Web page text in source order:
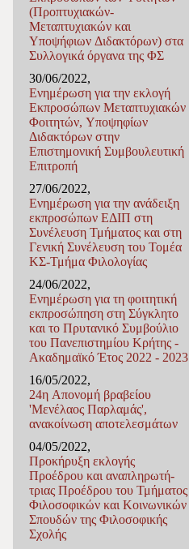
(Προπτυχιακών-
Μεταπτυχιακών και
Υποψήφιων Διδακτόρων) στα
Συλλογικά όργανα της ΦΣ
30/06/2022,
Ενημέρωση για την εκλογή
Εκπροσώπων Μεταπτυχιακών
Φοιτητών, Υποψηφίων
Διδακτόρων στην
Επιστημονική Συμβουλευτική
Επιτροπή
27/06/2022,
Ενημέρωση για την ανάδειξη
εκπροσώπων ΕΔΙΠ στη
Συνέλευση Τμήματος και στη
Γενική Συνέλευση του Τομέα
ΚΣ-Τμήμα Φιλολογίας
24/06/2022,
Ενημέρωση για τη φοιτητική
εκπροσώπηση στη Σύγκλητο
και το Πρυτανικό Συμβούλιο
του Πανεπιστημίου Κρήτης -
Ακαδημαϊκό Έτος 2022 - 2023
16/05/2022,
24η Απονομή βραβείου
'Μενέλαος Παρλαμάς',
ανακοίνωση αποτελεσμάτων
04/05/2022,
Προκήρυξη εκλογής
Προέδρου και αναπληρωτή-
τριας Προέδρου του Τμήματος
Φιλοσοφικών και Κοινωνικών
Σπουδών της Φιλοσοφικής
Σχολής